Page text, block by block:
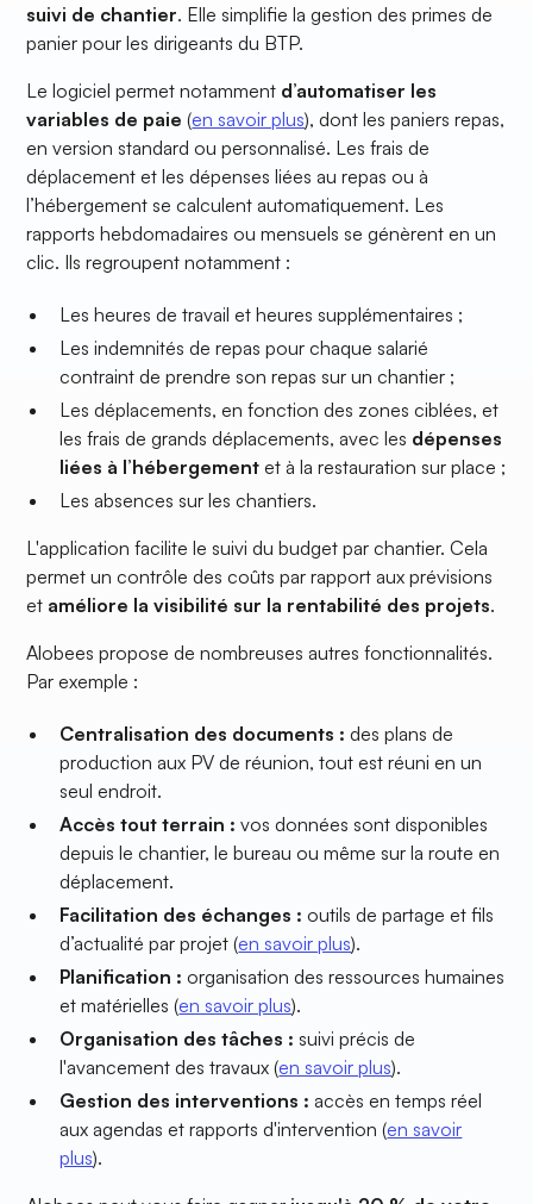
suivi de chantier. Elle simplifie la gestion des primes de
panier pour les dirigeants du BTP.
Le logiciel permet notamment d’automatiser les
variables de paie (en savoir plus), dont les paniers repas,
en version standard ou personnalisé. Les frais de
déplacement et les dépenses liées au repas ou à
l’hébergement se calculent automatiquement. Les
rapports hebdomadaires ou mensuels se génèrent en un
clic. Ils regroupent notamment :
Les heures de travail et heures supplémentaires ;
Les indemnités de repas pour chaque salarié
contraint de prendre son repas sur un chantier ;
Les déplacements, en fonction des zones ciblées, et
les frais de grands déplacements, avec les dépenses
liées à l’hébergement et à la restauration sur place ;
Les absences sur les chantiers.
L'application facilite le suivi du budget par chantier. Cela
permet un contrôle des coûts par rapport aux prévisions
et améliore la visibilité sur la rentabilité des projets.
Alobees propose de nombreuses autres fonctionnalités.
Par exemple :
Centralisation des documents : des plans de
production aux PV de réunion, tout est réuni en un
seul endroit.
Accès tout terrain : vos données sont disponibles
depuis le chantier, le bureau ou même sur la route en
déplacement.
Facilitation des échanges : outils de partage et fils
d’actualité par projet (en savoir plus).
Planification : organisation des ressources humaines
et matérielles (en savoir plus).
Organisation des tâches : suivi précis de
l'avancement des travaux (en savoir plus).
Gestion des interventions : accès en temps réel
aux agendas et rapports d'intervention (en savoir
plus).